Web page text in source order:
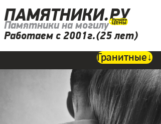
ПАМЯТНИКИ.РУ
Памятники на могилу
Работаем с 2001г.(25 лет)
Гранитные↓